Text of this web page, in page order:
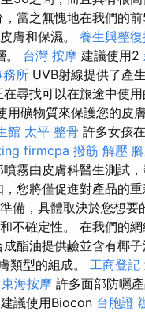
當之無愧地在我們的
膚和保濕。 養生與整
台灣 按摩 建議使用2
務所 UVB射線提供了產
尋找可以在旅途中使
用礦物質來保護您的皮
館 太平 整骨 許多女孩
firmcpa 撥筋 解壓
霧由皮膚科醫生測試
您將僅促進對產品的
備，具體取決於您想
不確定性。 在我們的
酯油提供鹼並含有椰
類型的組成。 工商登記
東海按摩 許多面部防曬
議使用Biocon 台胞證